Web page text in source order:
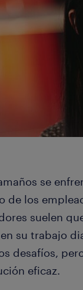
se
de los
suelen
su trabajo
desafíos,
eficaz.